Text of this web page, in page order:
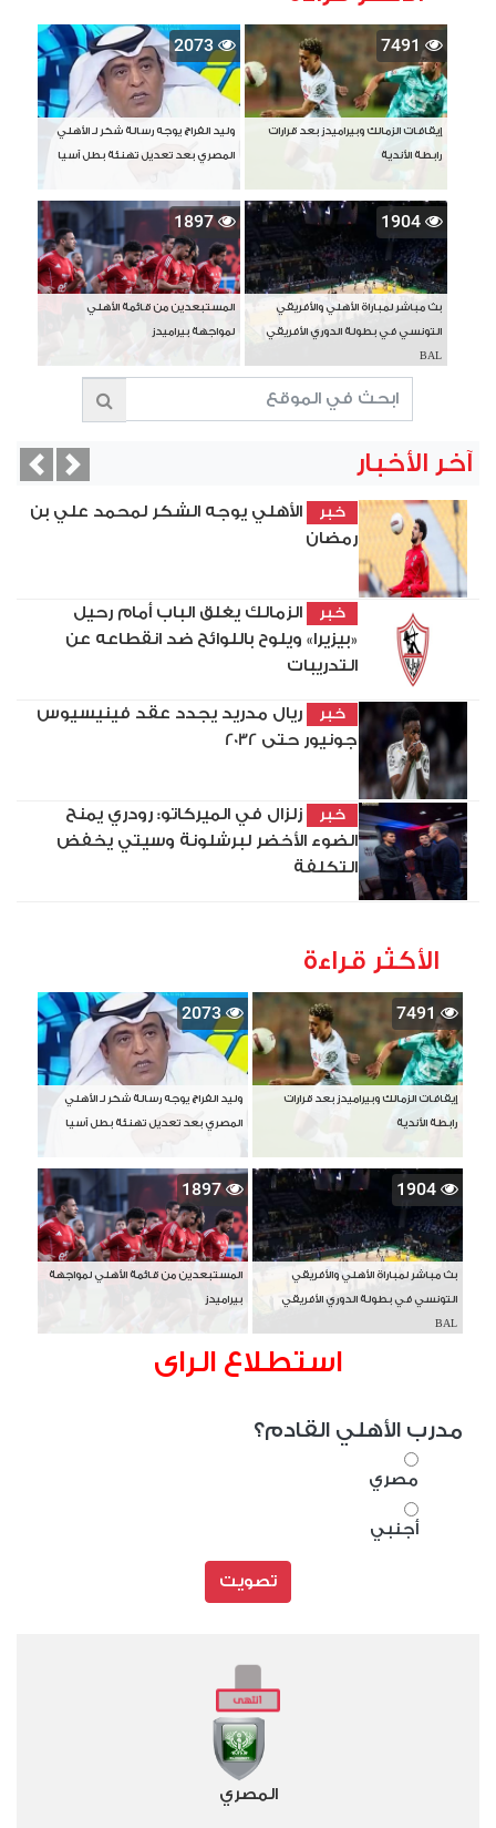
7491
إيقافات الزمالك وبيراميدز بعد قرارات
رابطة الأندية
2073
وليد الفراج يوجه رسالة شكر لـ الأهلي
المصري بعد تعديل تهنئة بطل آسيا
1904
بث مباشر لمباراة الأهلي والأفريقي
التونسي في بطولة الدوري الأفريقي
BAL
1897
المستبعدين من قائمة الأهلي
لمواجهة بيراميدز
آخر الأخبار
خبر
الأهلي يوجه الشكر لمحمد علي بن
رمضان
خبر
الزمالك يغلق الباب أمام رحيل
«بيزيرا» ويلوح باللوائح ضد انقطاعه عن
التدريبات
خبر
ريال مدريد يجدد عقد فينيسيوس
جونيور حتى 2032
خبر
زلزال في الميركاتو: رودري يمنح
الضوء الأخضر لبرشلونة وسيتي يخفض
التكلفة
Next
الأكثر قراءة
7491
إيقافات الزمالك وبيراميدز بعد قرارات
رابطة الأندية
2073
وليد الفراج يوجه رسالة شكر لـ الأهلي
المصري بعد تعديل تهنئة بطل آسيا
1904
بث مباشر لمباراة الأهلي والأفريقي
التونسي في بطولة الدوري الأفريقي
BAL
1897
المستبعدين من قائمة الأهلي لمواجهة
بيراميدز
استطلاع الراى
مدرب الأهلي القادم؟
مصري
أجنبي
تصويت
المصري